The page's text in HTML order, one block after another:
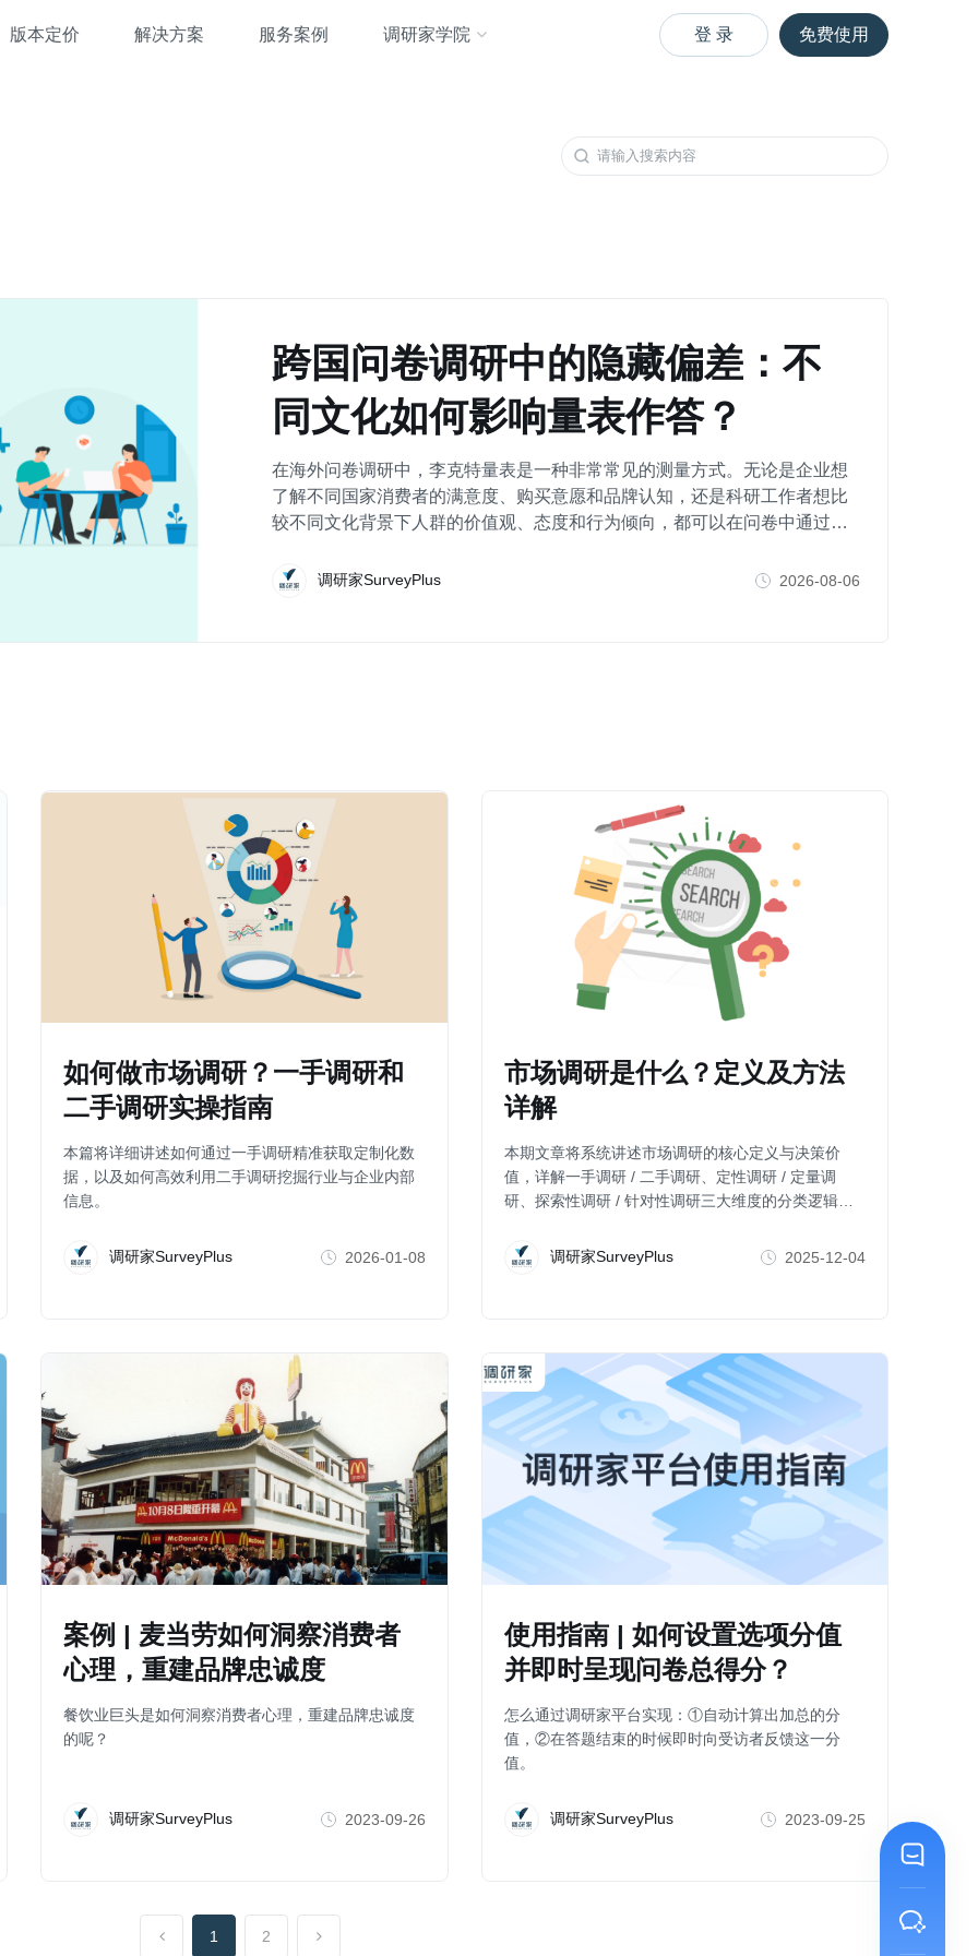
版本定价 解决方案 服务案例 调研家学院 登 录 免费使用
跨国问卷调研中的隐藏偏差：不
同文化如何影响量表作答？
在海外问卷调研中，李克特量表是一种非常常见的测量方式。无论是企业想
了解不同国家消费者的满意度、购买意愿和品牌认知，还是科研工作者想比
较不同文化背景下人群的价值观、态度和行为倾向，都可以在问卷中通过李
量、问卷翻译等问题，还应该深入理解不同文化背景下收集到的证据。
调研家SurveyPlus 2026-08-06
如何做市场调研？一手调研和
二手调研实操指南
本篇将详细讲述如何通过一手调研精准获取定制化数
据，以及如何高效利用二手调研挖掘行业与企业内部
信息。
调研家SurveyPlus 2026-01-08
市场调研是什么？定义及方法
详解
本期文章将系统讲述市场调研的核心定义与决策价
值，详解一手调研 / 二手调研、定性调研 / 定量调
研、探索性调研 / 针对性调研三大维度的分类逻辑，
调研家SurveyPlus
2025-12-04
案例 | 麦当劳如何洞察消费者
心理，重建品牌忠诚度
餐饮业巨头是如何洞察消费者心理，重建品牌忠诚度
的呢？
调研家SurveyPlus 2023-09-26
使用指南 | 如何设置选项分值
并即时呈现问卷总得分？
怎么通过调研家平台实现：①自动计算出加总的分
值，②在答题结束的时候即时向受访者反馈这一分
值。
调研家SurveyPlus 2023-09-25
1 2